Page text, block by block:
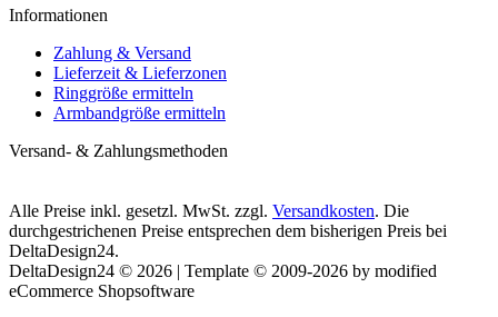
Informationen
Zahlung & Versand
Lieferzeit & Lieferzonen
Ringgröße ermitteln
Armbandgröße ermitteln
Versand- & Zahlungsmethoden
Alle Preise inkl. gesetzl. MwSt. zzgl. Versandkosten. Die
durchgestrichenen Preise entsprechen dem bisherigen Preis bei
DeltaDesign24.
DeltaDesign24 © 2026 | Template © 2009-2026 by modified
eCommerce Shopsoftware